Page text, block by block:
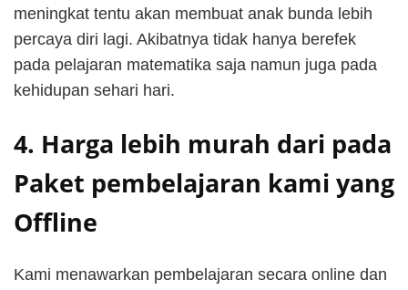
meningkat tentu akan membuat anak bunda lebih
percaya diri lagi. Akibatnya tidak hanya berefek
pada pelajaran matematika saja namun juga pada
kehidupan sehari hari.
4. Harga lebih murah dari pada
Paket pembelajaran kami yang
Offline
Kami menawarkan pembelajaran secara online dan